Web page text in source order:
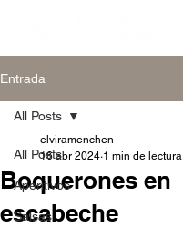
Entrada
All Posts
Aperitivos
Salsas
All Posts
Boquerones en
escabeche
elviramenchen
16 abr 2024 1 min de lectura